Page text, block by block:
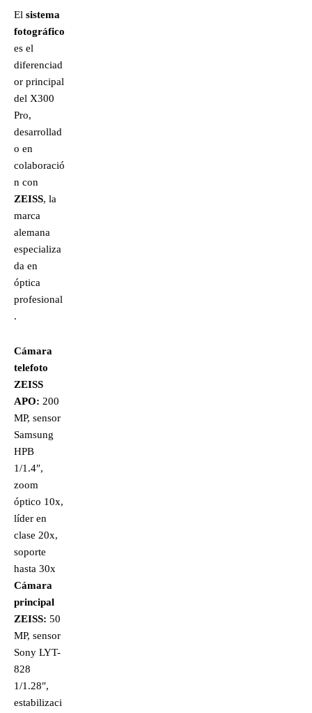
El sistema
fotográfico
es el
diferenciad
or principal
del X300
Pro,
desarrollad
o en
colaboració
n con
ZEISS, la
marca
alemana
especializa
da en
óptica
profesional
.
Cámara
telefoto
ZEISS
APO: 200
MP, sensor
Samsung
HPB
1/1.4″,
zoom
óptico 10x,
líder en
clase 20x,
soporte
hasta 30x
Cámara
principal
ZEISS: 50
MP, sensor
Sony LYT-
828
1/1.28″,
estabilizaci